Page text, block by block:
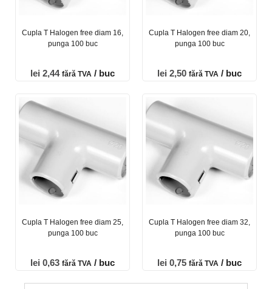
Cupla T Halogen free diam 16,
punga 100 buc
lei 2,44 fără TVA / buc
Cupla T Halogen free diam 20,
punga 100 buc
lei 2,50 fără TVA / buc
Cupla T Halogen free diam 25,
punga 100 buc
lei 0,63 fără TVA / buc
Cupla T Halogen free diam 32,
punga 100 buc
lei 0,75 fără TVA / buc